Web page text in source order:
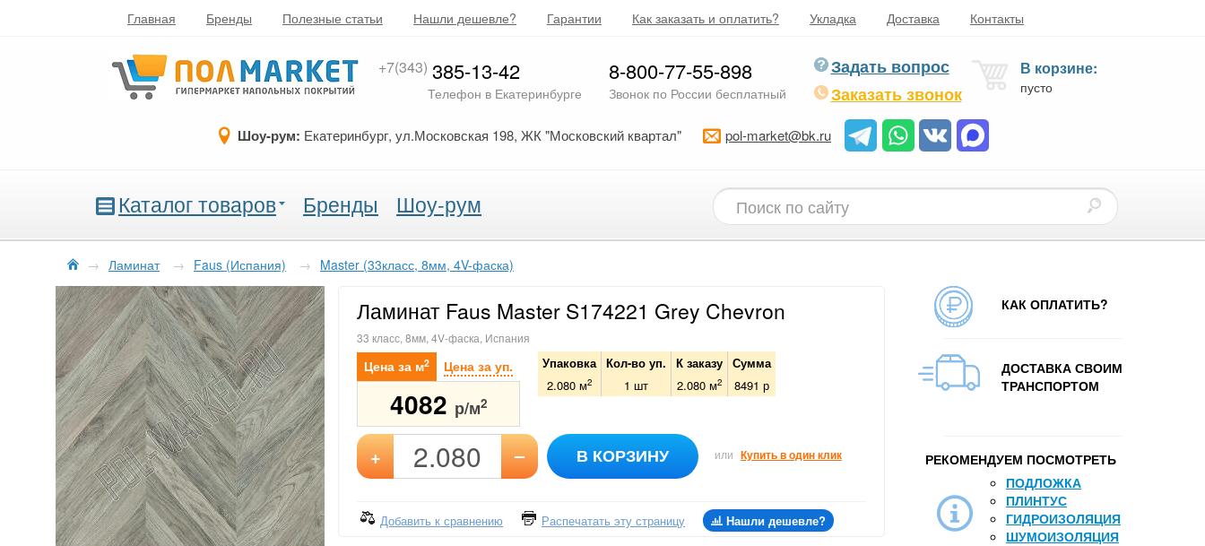
Главная Бренды Полезные статьи Нашли дешевле? Гарантии Как заказать и оплатить? Укладка Доставка Контакты
+7(343) 385-13-42
Телефон в Екатеринбурге
8-800-77-55-898
Звонок по России бесплатный
Задать вопрос
Заказать звонок
В корзине:
пусто
Шоу-рум: Екатеринбург, ул.Московская 198, ЖК "Московский квартал" pol-market@bk.ru
Каталог товаров Бренды Шоу-рум
→ Ламинат → Faus (Испания) → Master (33класс, 8мм, 4V-фаска)
Ламинат Faus Master S174221 Grey Chevron
33 класс, 8мм, 4V-фаска, Испания
Цена за м2 Цена за уп.
4082 р/м2
Упаковка Кол-во уп. К заказу Сумма
2.080 м2 1 шт 2.080 м2 8491 р
+ – В КОРЗИНУ или Купить в один клик
Добавить к сравнению Распечатать эту страницу Нашли дешевле?
КАК ОПЛАТИТЬ?
ДОСТАВКА СВОИМ
ТРАНСПОРТОМ
РЕКОМЕНДУЕМ ПОСМОТРЕТЬ
ПОДЛОЖКА
ПЛИНТУС
ГИДРОИЗОЛЯЦИЯ
ШУМОИЗОЛЯЦИЯ